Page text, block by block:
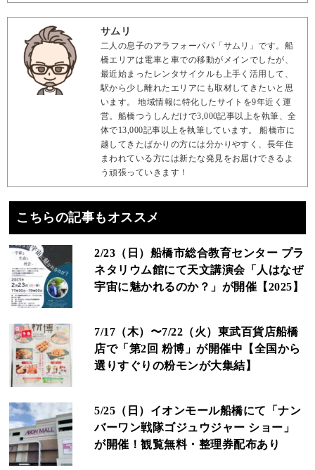
サムリ
二人の息子のアラフォーパパ「サムリ」です。船
橋エリアは電車と車での移動がメインでしたが、
最近始まったレンタサイクルも上手く活用して、
駅から少し離れたエリアにも取材してきたいと思
います。 地域情報に特化したサイトを9年近く運
営。船橋つうしんだけで3,000記事以上を執筆、全
体で13,000記事以上を執筆しています。 船橋市に
越してきたばかりの方には分かりやすく、長年住
まわれている方には新たな発見をお届けできるよ
う頑張っていきます！
こちらの記事もオススメ
2/23（日）船橋市総合教育センター プラ
ネタリウム館にて天文講演会「人はなぜ
宇宙に魅かれるのか？」が開催【2025】
7/17（木）〜7/22（火）東武百貨店船橋
店で「第2回 粉博」が開催中【全国から
選りすぐりの粉モンが大集結】
5/25（日）イオンモール船橋にて「ナン
バーワン戦隊ゴジュウジャー ショー」
が開催！観覧無料・整理券配布あり